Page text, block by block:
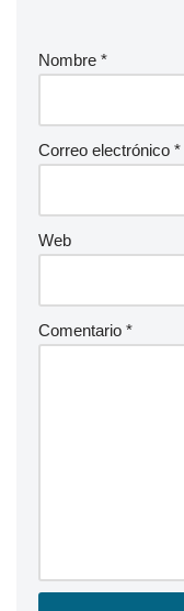
Nombre *
Correo electrónico *
Web
Comentario *